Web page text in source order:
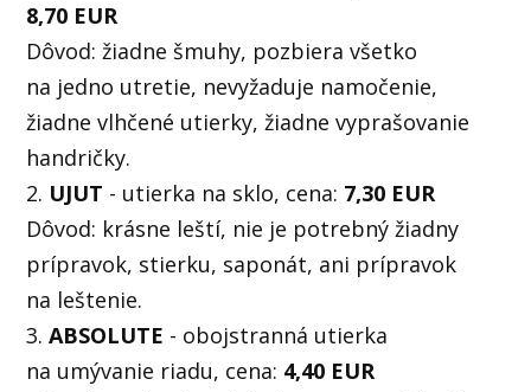
8,70 EUR
Dôvod: žiadne šmuhy, pozbiera všetko
na jedno utretie, nevyžaduje namočenie,
žiadne vlhčené utierky, žiadne vyprašovanie
handričky.
2. UJUT - utierka na sklo, cena: 7,30 EUR
Dôvod: krásne leští, nie je potrebný žiadny
prípravok, stierku, saponát, ani prípravok
na leštenie.
3. ABSOLUTE - obojstranná utierka
na umývanie riadu, cena: 4,40 EUR